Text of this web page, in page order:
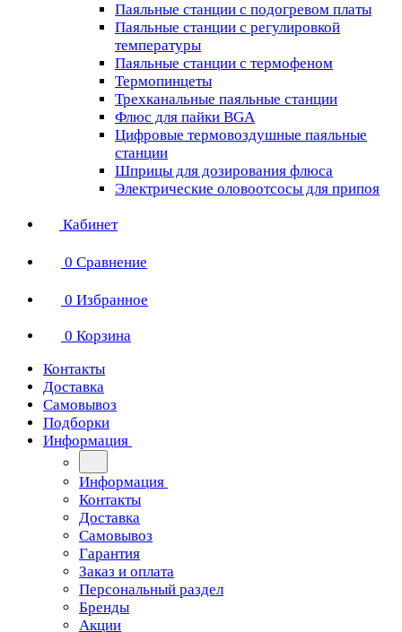
Паяльные станции с подогревом платы
Паяльные станции с регулировкой
температуры
Паяльные станции с термофеном
Термопинцеты
Трехканальные паяльные станции
Флюс для пайки BGA
Цифровые термовоздушные паяльные
станции
Шприцы для дозирования флюса
Электрические оловоотсосы для припоя
Кабинет
0 Сравнение
0 Избранное
0 Корзина
Контакты
Доставка
Самовывоз
Подборки
Информация
Информация
Контакты
Доставка
Самовывоз
Гарантия
Заказ и оплата
Персональный раздел
Бренды
Акции